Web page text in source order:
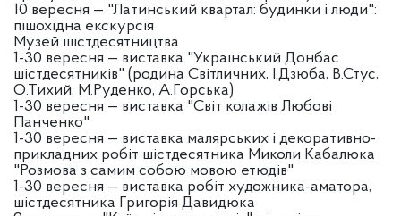
10 вересня — "Латинський квартал: будинки і люди":
пішохідна екскурсія
Музей шістдесятництва
1-30 вересня — виставка "Український Донбас
шістдесятників" (родина Світличних, І.Дзюба, В.Стус,
О.Тихий, М.Руденко, А.Горська)
1-30 вересня — виставка "Світ колажів Любові
Панченко"
1-30 вересня — виставка малярських і декоративно-
прикладних робіт шістдесятника Миколи Кабалюка
"Розмова з самим собою мовою етюдів"
1-30 вересня — виставка робіт художника-аматора,
шістдесятника Григорія Давидюка